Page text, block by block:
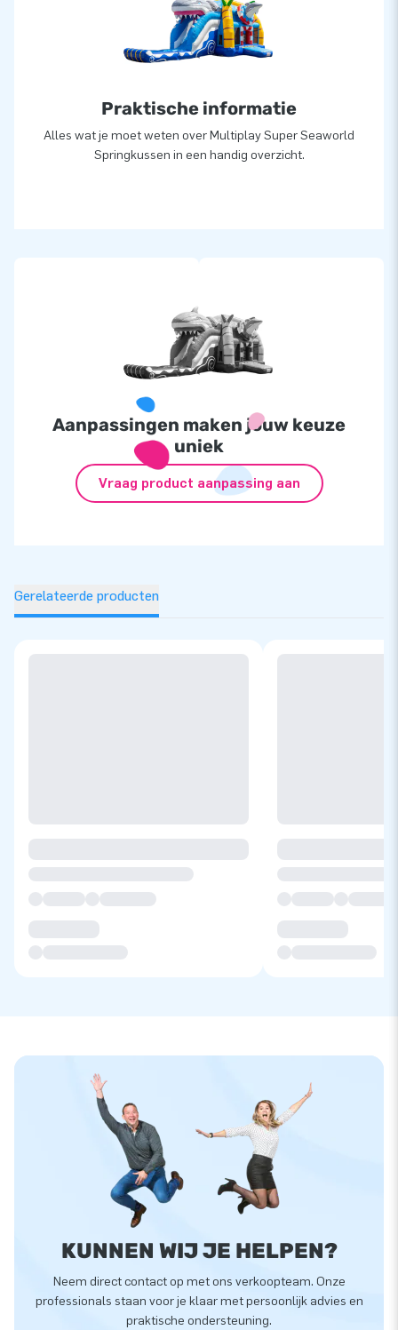
professionele Mega Inflatable nou gaat verhuren of zelf
gebruikt: je hebt hoe dan ook plezier van je springkussen met
Praktische informatie
Alles wat je moet weten over Multiplay Super Seaworld
Springkussen in een handig overzicht.
Aanpassingen maken jouw keuze
uniek
Vraag product aanpassing aan
Gerelateerde producten
KUNNEN WIJ JE HELPEN?
Neem direct contact op met ons verkoopteam. Onze
professionals staan voor je klaar met persoonlijk advies en
praktische ondersteuning.